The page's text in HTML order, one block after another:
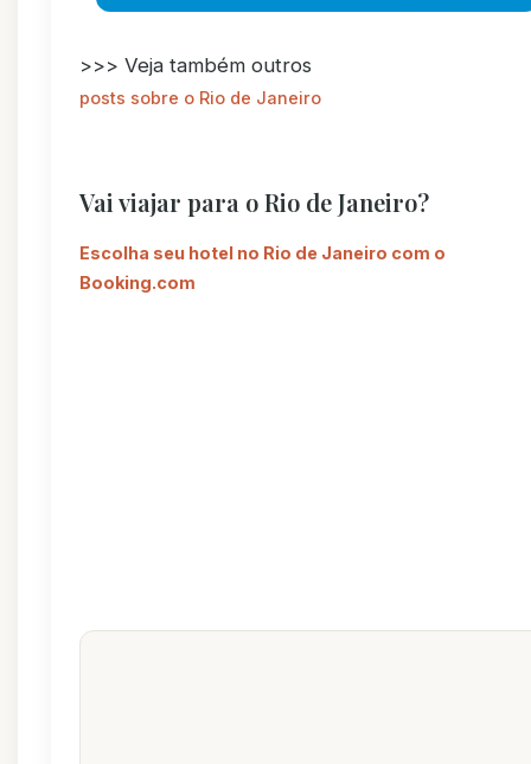
>>> Veja também outros
posts sobre o Rio de Janeiro
Vai viajar para o Rio de Janeiro?
Escolha seu hotel no Rio de Janeiro com o
Booking.com